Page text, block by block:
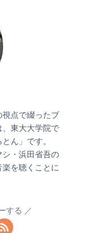
点で綴ったブ
、東大大学院で
ん」です。
シ・浜田省吾の
を聴くことに
する